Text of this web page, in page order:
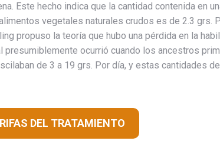
Este hecho indica que la cantidad contenida en
vegetales naturales crudos es de 2.3 grs.
propuso la teoría que hubo una pérdida en la
ocurrió cuando los ancestros
de 3 a 19 grs. Por día, y estas cantidades
DEL TRATAMIENTO